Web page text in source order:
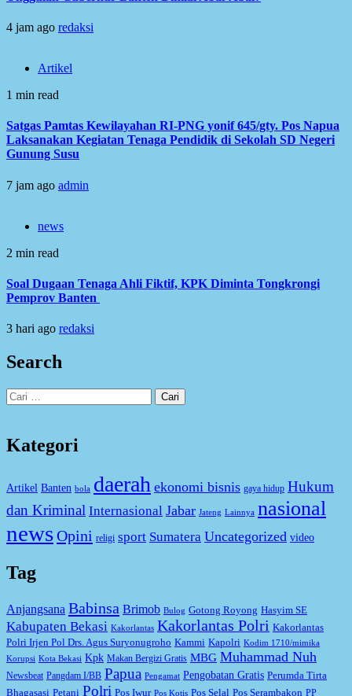
4 jam ago redaksi
Artikel
1 min read
Satgas Pamtas Kewilayahan RI-PNG yonif 645/gty. Pos Napua
Laksanakan Kegiatan Tenaga Pendidik di Sekolah SD Negeri
Gunung Susu
7 jam ago admin
news
2 min read
Soal Dugaan Tenaga Ahli Fiktif, KPK Diminta Tongkrongi
Pemprov Banten
3 hari ago redaksi
Search
Cari
untuk:
Kategori
Artikel Banten bola daerah ekonomi bisnis gaya hidup Hukum
dan Kriminal Internasional Jabar Jateng Lainnya nasional
newsOpini religi sport Sumatera Uncategorized video
Tag
Anjangsana Babinsa Brimob Bulog Gotong Royong Hasyim SE
Kabupaten Bekasi Kakorlantas Kakorlantas Polri Kakorlantas
Polri Irjen Pol Drs. Agus Suryonugroho Kammi Kapolri Kodim 1710/mimika
Korupsi Kota Bekasi Kpk Makan Bergizi Gratis MBG Muhammad Nuh
Newsbeat Pangdam I/BB Papua Pengamat Pengobatan Gratis Perumda Tirta
Bhagasasi Petani Polri Pos Iwur Pos Kotis Pos Selal Pos Serambakon PP